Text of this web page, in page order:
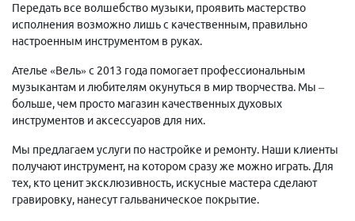
Передать все волшебство музыки, проявить мастерство
исполнения возможно лишь с качественным, правильно
настроенным инструментом в руках.
Ателье «Вель» с 2013 года помогает профессиональным
музыкантам и любителям окунуться в мир творчества. Мы –
больше, чем просто магазин качественных духовых
инструментов и аксессуаров для них.
Мы предлагаем услуги по настройке и ремонту. Наши клиенты
получают инструмент, на котором сразу же можно играть. Для
тех, кто ценит эксклюзивность, искусные мастера сделают
гравировку, нанесут гальваническое покрытие.